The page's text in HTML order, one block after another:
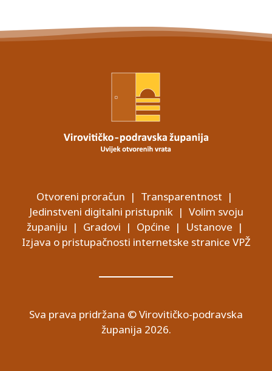
Otvoreni proračun | Transparentnost |
Jedinstveni digitalni pristupnik| Volim svoju
županiju | Gradovi | Općine | Ustanove |
Izjava o pristupačnosti internetske stranice VPŽ
Sva prava pridržana © Virovitičko-podravska
županija 2026.